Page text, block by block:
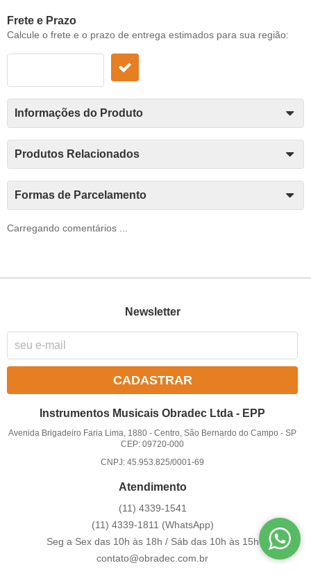
Frete e Prazo
Calcule o frete e o prazo de entrega estimados para sua região:
Informações do Produto
Produtos Relacionados
Formas de Parcelamento
Carregando comentários ...
Newsletter
CADASTRAR
Instrumentos Musicais Obradec Ltda - EPP
Avenida Brigadeiro Faria Lima, 1880 -Centro, São Bernardo do Campo -SP
CEP: 09720-000
CNPJ: 45.953.825/0001-69
Atendimento
(11) 4339-1541
(11) 4339-1811 (WhatsApp)
Seg a Sex das 10h às 18h / Sáb das 10h às 15h
contato@obradec.com.br